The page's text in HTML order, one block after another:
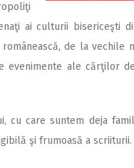
ai culturii bisericeşti
de la vechile
evenimente ale cărţilor
cu care suntem deja
şi frumoasă a scriiturii.